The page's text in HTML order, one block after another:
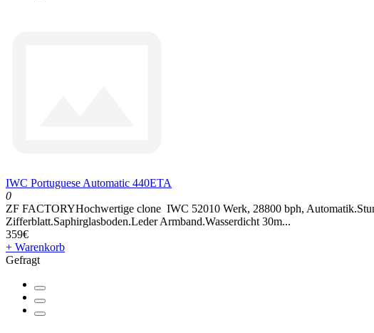
IWC Portuguese Automatic 440ETA
0
ZF FACTORYHochwertige clone IWC 52010 Werk, 28800 bph,
Zifferblatt.Saphirglasboden.Leder Armband.Wasserdicht 30m...
359€
+ Warenkorb
Gefragt